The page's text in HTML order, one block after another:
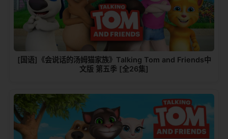
[国语]《会说话的汤姆猫家族》Talking Tom and Friends中
文版 第五季 [全26集]